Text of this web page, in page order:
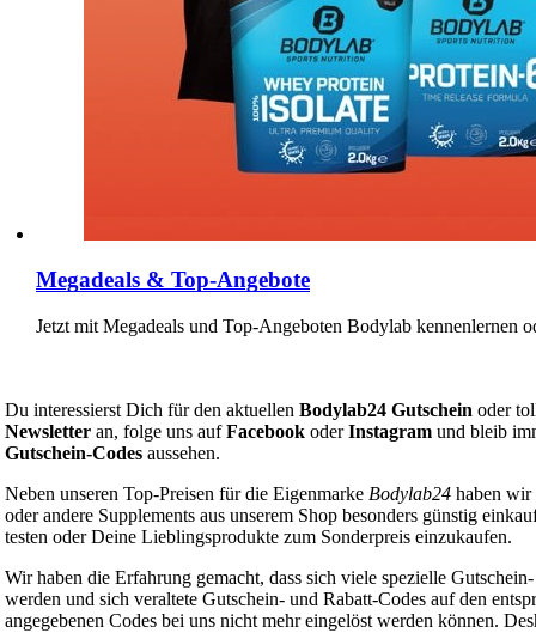
Megadeals & Top-Angebote
Jetzt mit Megadeals und Top-Angeboten Bodylab kennenlernen
Du interessierst Dich für den aktuellen Bodylab24 Gutschein oder
Newsletter an, folge uns auf Facebook oder Instagram und bleib
Gutschein-Codes aussehen.
Neben unseren Top-Preisen für die Eigenmarke Bodylab24 haben
oder andere Supplements aus unserem Shop besonders günstig
testen oder Deine Lieblingsprodukte zum Sonderpreis einzukaufen.
Wir haben die Erfahrung gemacht, dass sich viele spezielle
werden und sich veraltete Gutschein- und Rabatt-Codes auf den
angegebenen Codes bei uns nicht mehr eingelöst werden können.